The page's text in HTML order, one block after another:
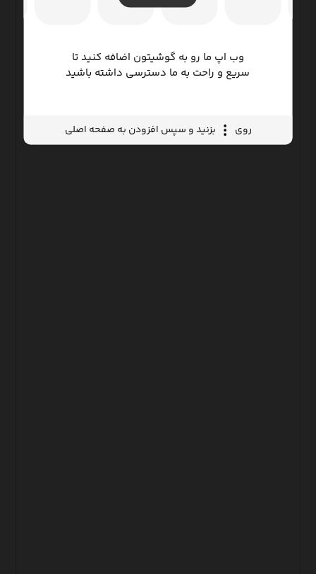
وب اپ ما رو به گوشیتون اضافه کنید تا
سریع و راحت به ما دسترسی داشته باشید
روی بزنید و سپس افزودن به صفحه اصلی